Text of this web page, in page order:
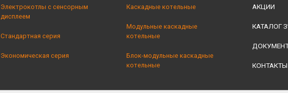
Электрокотлы с сенсорным
дисплеем
Стандартная серия
Экономическая серия
Каскадные котельные
Модульные каскадные
котельные
Блок-модульные каскадные
котельные
АКЦИИ
КАТАЛОГ
КОНТАКТЫ